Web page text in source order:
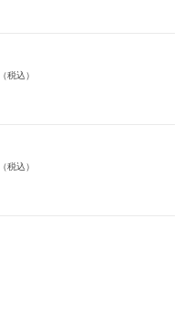
（税込）
（税込）